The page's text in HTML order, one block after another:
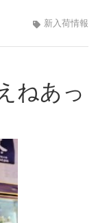
新入荷情報
ねあっ